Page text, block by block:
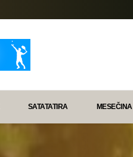
SATATATIRA MESEČINA